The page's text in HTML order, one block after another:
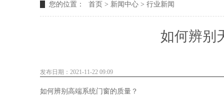
您的位置： 首页 > 新闻中心 > 行业新闻
如何辨别
发布日期：2021-11-22 09:09
如何辨别高端系统门窗的质量？